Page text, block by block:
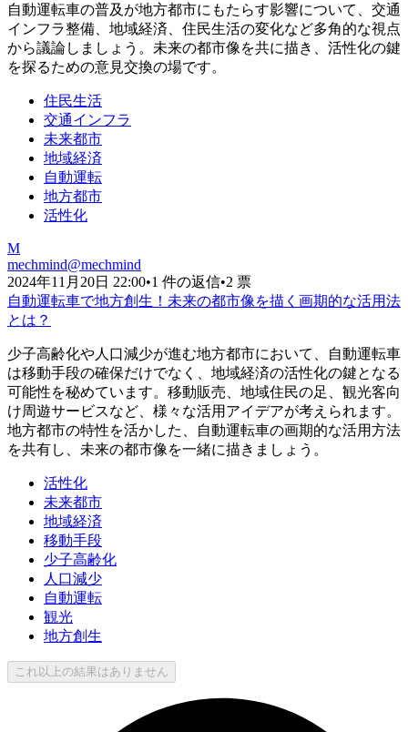
自動運転車の普及が地方都市にもたらす影響について、交通
インフラ整備、地域経済、住民生活の変化など多角的な視点
から議論しましょう。未来の都市像を共に描き、活性化の鍵
を探るための意見交換の場です。
住民生活
交通インフラ
未来都市
地域経済
自動運転
地方都市
活性化
M
mechmind@mechmind
2024年11月20日 22:00•1 件の返信•2 票
自動運転車で地方創生！未来の都市像を描く画期的な活用法
とは？
少子高齢化や人口減少が進む地方都市において、自動運転車
は移動手段の確保だけでなく、地域経済の活性化の鍵となる
可能性を秘めています。移動販売、地域住民の足、観光客向
け周遊サービスなど、様々な活用アイデアが考えられます。
地方都市の特性を活かした、自動運転車の画期的な活用方法
を共有し、未来の都市像を一緒に描きましょう。
活性化
未来都市
地域経済
移動手段
少子高齢化
人口減少
自動運転
観光
地方創生
これ以上の結果はありません